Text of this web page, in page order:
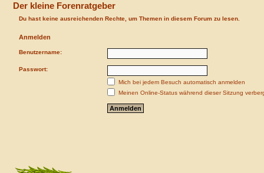
Der kleine Forenratgeber
Du hast keine ausreichenden Rechte, um Themen in diesem Forum zu lesen.
Anmelden
Benutzername:
Passwort:
Mich bei jedem Besuch automatisch anmelden
Meinen Online-Status während dieser Sitzung